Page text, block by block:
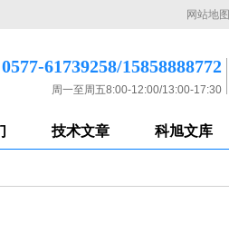
网站地图
61739258/15858888772
周一至周五8:00-12:00/13:00-17:30
技术文章 科旭文库